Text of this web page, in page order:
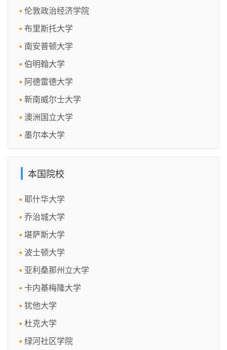
伦敦政治经济学院
布里斯托大学
南安普顿大学
伯明翰大学
阿德雷德大学
新南威尔士大学
澳洲国立大学
墨尔本大学
本国院校
耶什华大学
乔治城大学
堪萨斯大学
波士顿大学
亚利桑那州立大学
卡内基梅隆大学
犹他大学
杜克大学
绿河社区学院